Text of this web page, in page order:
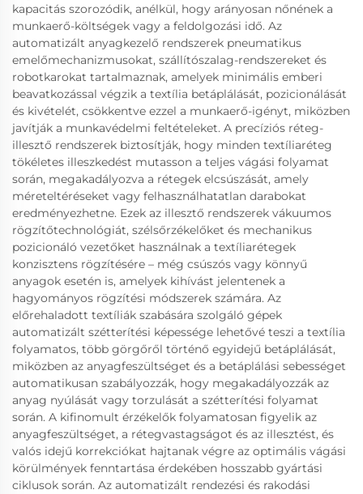
kapacitás szorozódik, anélkül, hogy arányosan nőnének a
munkaerő-költségek vagy a feldolgozási idő. Az
automatizált anyagkezelő rendszerek pneumatikus
emelőmechanizmusokat, szállítószalag-rendszereket és
robotkarokat tartalmaznak, amelyek minimális emberi
beavatkozással végzik a textília betáplálását, pozicionálását
és kivételét, csökkentve ezzel a munkaerő-igényt, miközben
javítják a munkavédelmi feltételeket. A precíziós réteg-
illesztő rendszerek biztosítják, hogy minden textíliaréteg
tökéletes illeszkedést mutasson a teljes vágási folyamat
során, megakadályozva a rétegek elcsúszását, amely
méreteltéréseket vagy felhasználhatatlan darabokat
eredményezhetne. Ezek az illesztő rendszerek vákuumos
rögzítőtechnológiát, szélsőrzékelőket és mechanikus
pozicionáló vezetőket használnak a textíliarétegek
konzisztens rögzítésére – még csúszós vagy könnyű
anyagok esetén is, amelyek kihívást jelentenek a
hagyományos rögzítési módszerek számára. Az
előrehaladott textíliák szabására szolgáló gépek
automatizált szétterítési képessége lehetővé teszi a textília
folyamatos, több görgőről történő egyidejű betáplálását,
miközben az anyagfeszültséget és a betáplálási sebességet
automatikusan szabályozzák, hogy megakadályozzák az
anyag nyúlását vagy torzulását a szétterítési folyamat
során. A kifinomult érzékelők folyamatosan figyelik az
anyagfeszültséget, a rétegvastagságot és az illesztést, és
valós idejű korrekciókat hajtanak végre az optimális vágási
körülmények fenntartása érdekében hosszabb gyártási
ciklusok során. Az automatizált rendezési és rakodási